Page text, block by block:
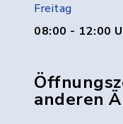
Freitag
08:00 - 12:00
anderen